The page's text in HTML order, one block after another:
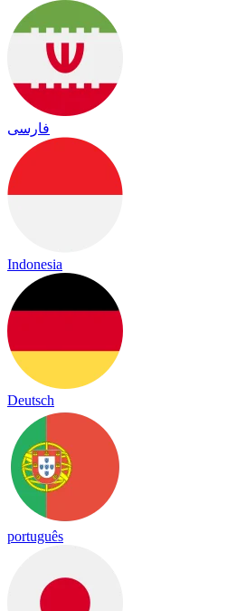
فارسی
Indonesia
Deutsch
português